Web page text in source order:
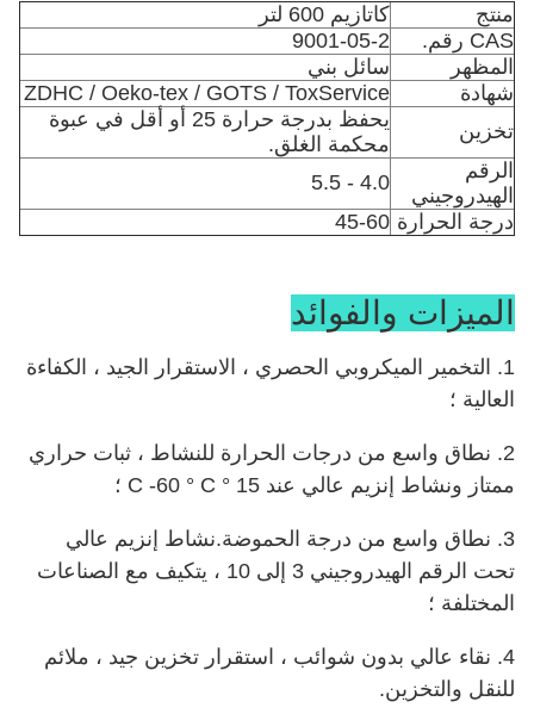
منتج
كاتازيم 600 لتر
CAS رقم.
9001-05-2
المظهر
سائل بني
شهادة
ZDHC / Oeko-tex / GOTS / ToxService
تخزين
يحفظ بدرجة حرارة 25 أو أقل في عبوة
محكمة الغلق.
الرقم
الهيدروجيني
4.0 - 5.5
درجة الحرارة 45-60
الميزات والفوائد
1. التخمير الميكروبي الحصري ، الاستقرار الجيد ، الكفاءة
العالية ؛
2. نطاق واسع من درجات الحرارة للنشاط ، ثبات حراري
ممتاز ونشاط إنزيم عالي عند 15 ° C -60 ° C ؛
3. نطاق واسع من درجة الحموضة.نشاط إنزيم عالي
تحت الرقم الهيدروجيني 3 إلى 10 ، يتكيف مع الصناعات
المختلفة ؛
4. نقاء عالي بدون شوائب ، استقرار تخزين جيد ، ملائم
للنقل والتخزين.